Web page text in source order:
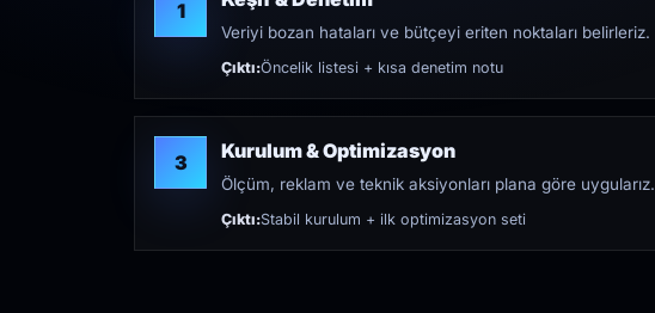
1
Veriyi bozan hataları ve bütçeyi eriten noktaları belirleriz.
Çıktı:Öncelik listesi + kısa denetim notu
3 Kurulum & Optimizasyon
Ölçüm, reklam ve teknik aksiyonları plana göre uygularız.
Çıktı:Stabil kurulum + ilk optimizasyon seti